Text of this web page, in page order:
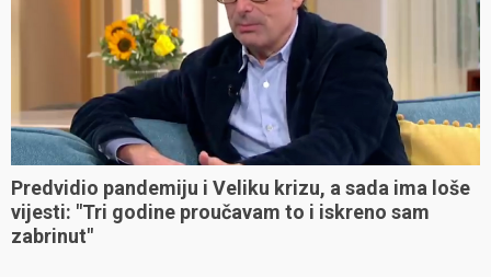
Predvidio pandemiju i Veliku krizu, a sada ima loše
vijesti: "Tri godine proučavam to i iskreno sam
zabrinut"